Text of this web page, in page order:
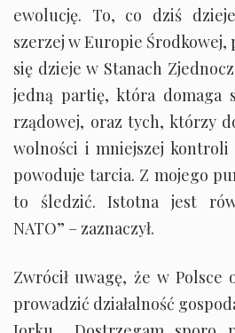
ewolucję. To, co dziś
szerzej w Europie
się dzieje w Stanach
jedną partię, która domaga
rządowej, oraz tych, którzy
wolności i mniejszej
powoduje tarcia. Z mojego
to śledzić. Istotna jest
NATO” – zaznaczył.
Zwrócił uwagę, że w Polsce
prowadzić działalność